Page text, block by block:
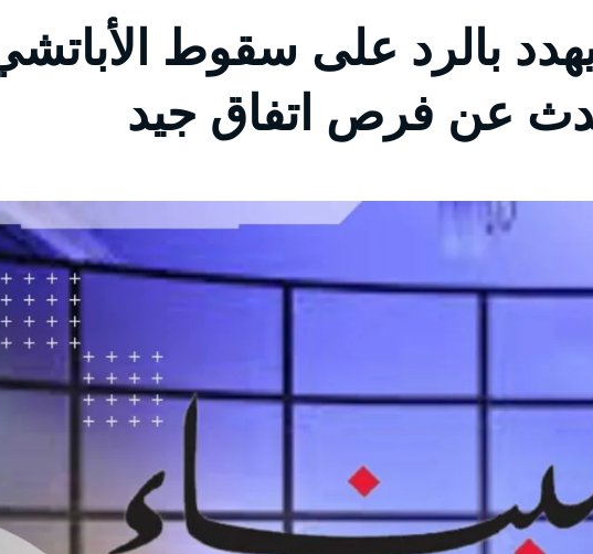
يهدد بالرد على سقوط
عن فرص اتفاق جيد